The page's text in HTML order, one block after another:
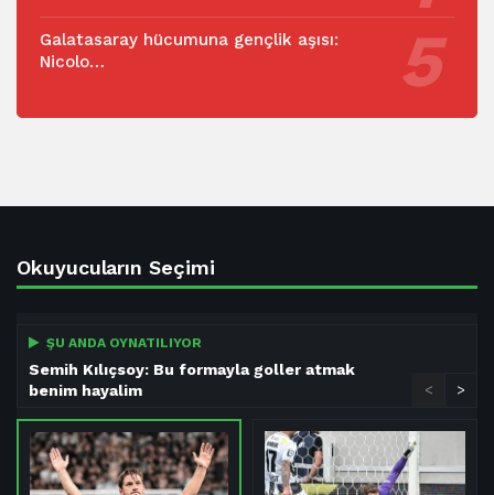
Galatasaray hücumuna gençlik aşısı:
Nicolo…
Okuyucuların Seçimi
ŞU ANDA OYNATILIYOR
Semih Kılıçsoy: Bu formayla goller atmak
benim hayalim
< >